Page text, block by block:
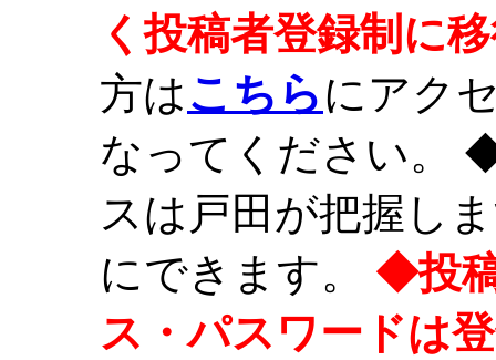
く投稿者登録制に
方はこちらにアク
なってください。
スは戸田が把握し
にできます。 ◆投
ス・パスワードは